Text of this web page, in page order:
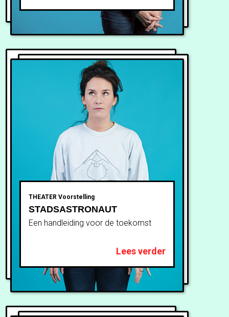
THEATER Voorstelling
STADSASTRONAUT
Een handleiding voor de toekomst
Lees verder